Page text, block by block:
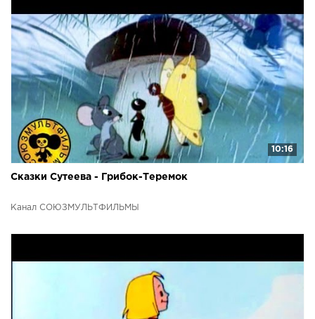
10:16
Сказки Сутеева - Грибок-Теремок
Канал СОЮЗМУЛЬТФИЛЬМЫ